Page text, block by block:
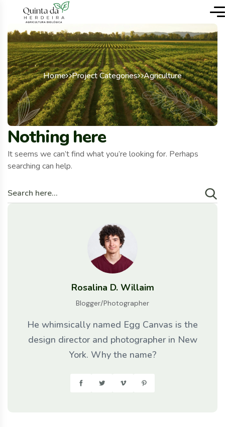
Home Project Categories Agriculture
Nothing here
It seems we can’t find what you’re looking for. Perhaps
searching can help.
Rosalina D. Willaim
Blogger/Photographer
He whimsically named Egg Canvas is the
design director and photographer in New
York. Why the name?